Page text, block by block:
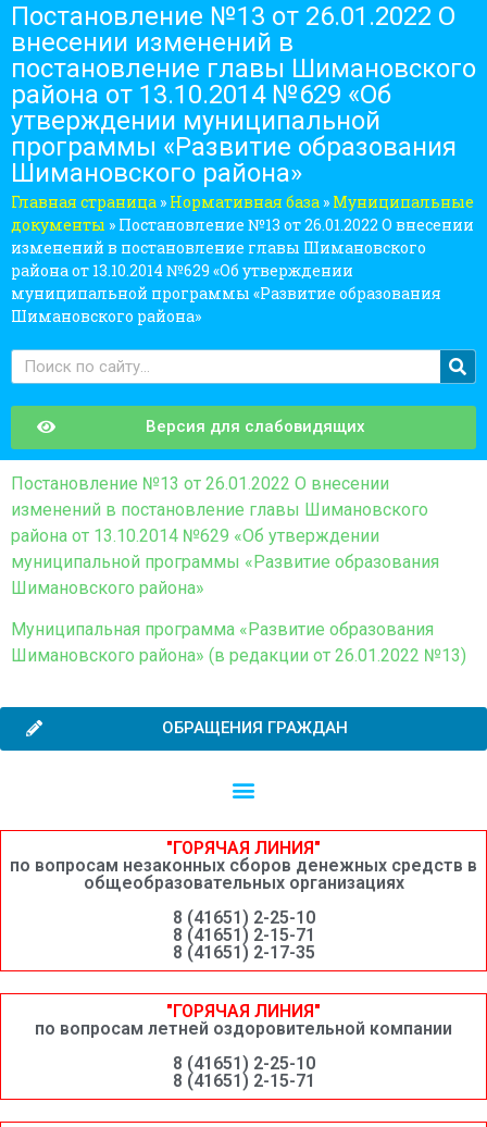
Постановление №13 от 26.01.2022 О
внесении изменений в
постановление главы Шимановского
района от 13.10.2014 №629 «Об
утверждении муниципальной
программы «Развитие образования
Шимановского района»
Главная страница » Нормативная база » Муниципальные
документы » Постановление №13 от 26.01.2022 О внесении
изменений в постановление главы Шимановского
района от 13.10.2014 №629 «Об утверждении
муниципальной программы «Развитие образования
Шимановского района»
Версия для слабовидящих
Постановление №13 от 26.01.2022 О внесении
изменений в постановление главы Шимановского
района от 13.10.2014 №629 «Об утверждении
муниципальной программы «Развитие образования
Шимановского района»
Муниципальная программа «Развитие образования
Шимановского района» (в редакции от 26.01.2022 №13)
ОБРАЩЕНИЯ ГРАЖДАН
"ГОРЯЧАЯ ЛИНИЯ"
по вопросам незаконных сборов денежных средств в
общеобразовательных организациях
8 (41651) 2-25-10
8 (41651) 2-15-71
8 (41651) 2-17-35
"ГОРЯЧАЯ ЛИНИЯ"
по вопросам летней оздоровительной компании
8 (41651) 2-25-10
8 (41651) 2-15-71